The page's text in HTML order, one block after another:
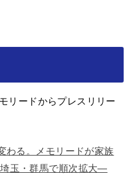
リードからプレスリリー
わる。メモリードが家族
玉・群馬で順次拡大―